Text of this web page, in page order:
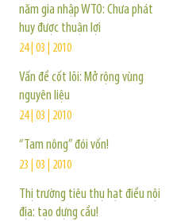
năm gia nhập WTO: Chưa phát
huy được thuận lợi
24 | 03 | 2010
Vấn đề cốt lõi: Mở rộng vùng
nguyên liệu
24 | 03 | 2010
“Tam nông” đói vốn!
23 | 03 | 2010
Thị trường tiêu thụ hạt điều nội
địa: tạo dựng cầu!